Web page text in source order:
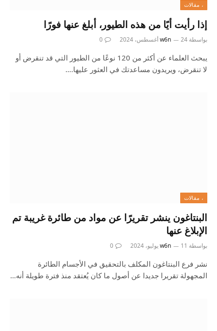
، مقالات
إذا رأيت أيًا من هذه الطيور، أبلغ عنها فورًا
بواسطة w6n 24 أغسطس، 2024 0
يبحث العلماء عن أكثر من 120 نوعًا من الطيور التي قد تنقرض أو
لا تنقرض، ويريدون مساعدتك في العثور عليها.…
، مقالات
البنتاغون ينشر تقريرًا عن مواد من طائرة غريبة تم
الإبلاغ عنها
بواسطة w6n 11 يوليو، 2024 0
نشر فرع البنتاغون المكلف بالتحقيق في الأجسام الطائرة
المجهولة تقريرا جديدا عن أصول ما كان يُعتقد منذ فترة طويلة أنه…